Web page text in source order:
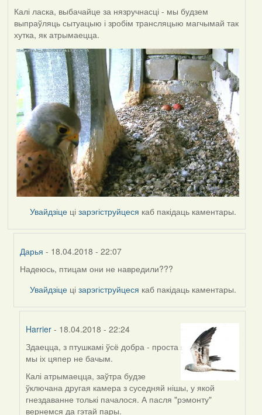
Калі ласка, выбачайце за нязручнасці - мы будзем
выпраўляць сытуацыю і зробім трансляцыю магчымай так
хутка, як атрымаецца.
Увайдзіце цізарэгіструйцеся каб пакідаць каментары.
Дарья - 18.04.2018 - 22:07
In
reply
by
Надеюсь, птицам они не навредили???
Увайдзіце цізарэгіструйцеся каб пакідаць каментары.
Harrier - 18.04.2018 - 22:24
In
reply
to
by
Дарья
Здаецца, з птушкамі ўсё добра - проста
мы іх цяпер не бачым.
Калі атрымаецца, заўтра будзе
ўключана другая камера з суседняй нішы, у якой
гнездаванне толькі пачалося. А пасля "рэмонту"
вернемся да гэтай пары.